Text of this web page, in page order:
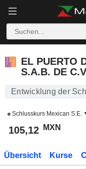
EL PUERTO
S.A.B. DE
Entwicklung der
Schlusskurs Mexican S.E.
105,12 MXN
Übersicht Kurse